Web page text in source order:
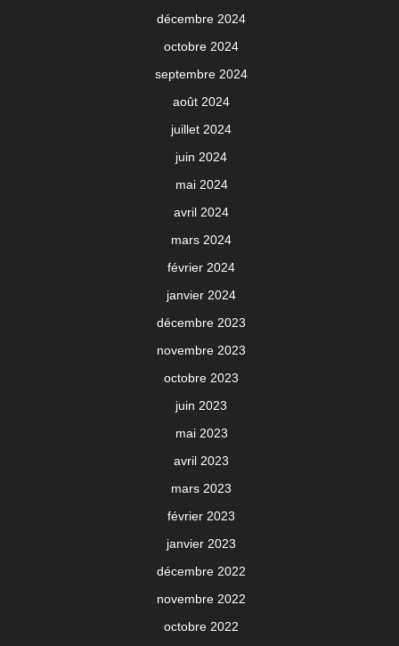
décembre 2024
octobre 2024
septembre 2024
août 2024
juillet 2024
juin 2024
mai 2024
avril 2024
mars 2024
février 2024
janvier 2024
décembre 2023
novembre 2023
octobre 2023
juin 2023
mai 2023
avril 2023
mars 2023
février 2023
janvier 2023
décembre 2022
novembre 2022
octobre 2022